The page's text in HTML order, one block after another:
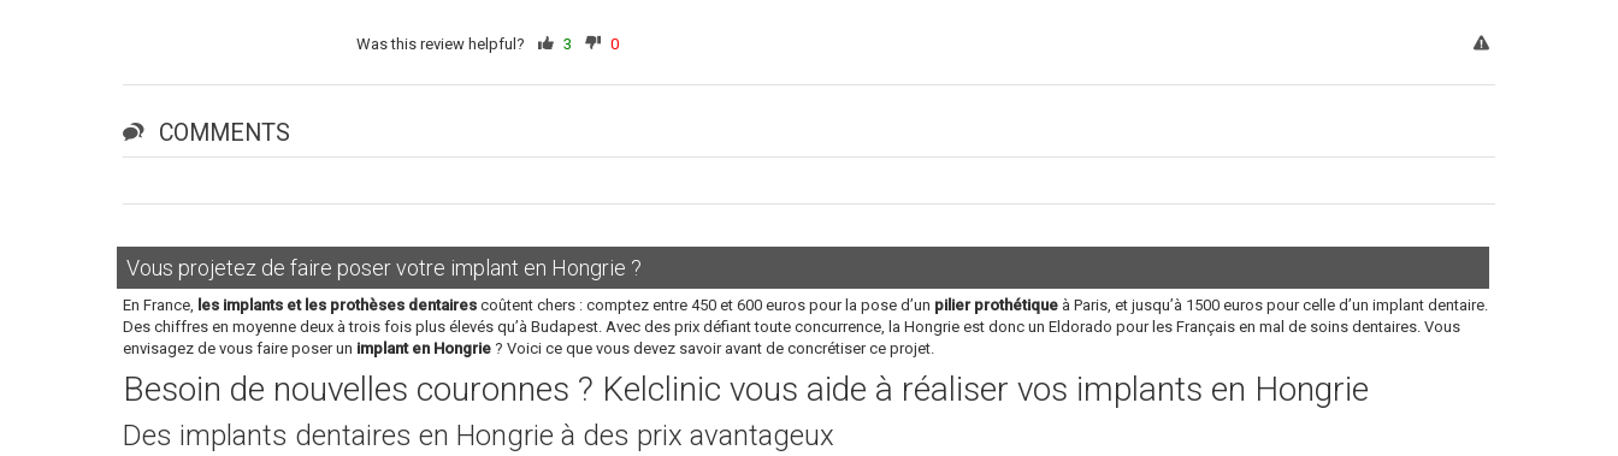
Was this review helpful? 3 0
COMMENTS
Vous projetez de faire poser votre implant en Hongrie ?
En France, les implants et les prothèses dentaires coûtent chers : comptez entre 450 et 600 euros pour la pose d’un pilier prothétique à Paris, et jusqu’à 1500 euros pour celle d’un implant dentaire.
Des chiffres en moyenne deux à trois fois plus élevés qu’à Budapest. Avec des prix défiant toute concurrence, la Hongrie est donc un Eldorado pour les Français en mal de soins dentaires. Vous
envisagez de vous faire poser un implant en Hongrie ? Voici ce que vous devez savoir avant de concrétiser ce projet.
Besoin de nouvelles couronnes ? Kelclinic vous aide à réaliser vos implants en Hongrie
Des implants dentaires en Hongrie à des prix avantageux